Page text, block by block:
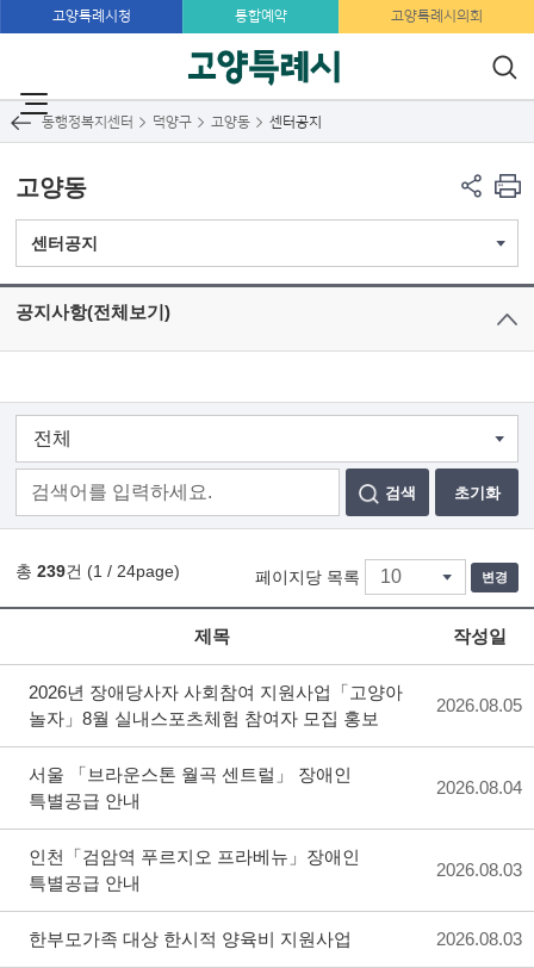
고양특례시청 통합예약 고양특례시의회
동행정복지센터
동행정복지센터 덕양구 고양동 센터공지
고양동
센터공지
공지사항(전체보기)
검색 초기화
총 239건 (1 / 24page) 페이지당 목록 변경
제목 작성일
2026년 장애당사자 사회참여 지원사업「고양아
놀자」8월 실내스포츠체험 참여자 모집 홍보
2026.08.05
서울 「브라운스톤 월곡 센트럴」 장애인
특별공급 안내
2026.08.04
인천「검암역 푸르지오 프라베뉴」장애인
특별공급 안내
2026.08.03
한부모가족 대상 한시적 양육비 지원사업 2026.08.03